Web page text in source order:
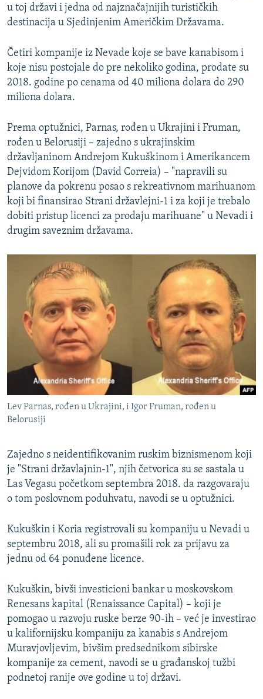
u toj državi i jedna od najznačajnijih turističkih
destinacija u Sjedinjenim Američkim Državama.
Četiri kompanije iz Nevade koje se bave kanabisom i
koje nisu postojale do pre nekoliko godina, prodate su
2018. godine po cenama od 40 miliona dolara do 290
miliona dolara.
Prema optužnici, Parnas, rođen u Ukrajini i Fruman,
rođen u Belorusiji – zajedno s ukrajinskim
državljaninom Andrejom Kukuškinom i Amerikancem
Dejvidom Korijom (David Correia) – "napravili su
planove da pokrenu posao s rekreativnom marihuanom
koji bi finansirao Strani državlejni-1 i za koji je trebalo
dobiti pristup licenci za prodaju marihuane" u Nevadi i
drugim saveznim državama.
Lev Parnas, rođen u Ukrajini, i Igor Fruman, rođen u
Belorusiji
Zajedno s neidentifikovanim ruskim biznismenom koji
je "Strani državlajnin-1", njih četvorica su se sastala u
Las Vegasu početkom septembra 2018. da razgovaraju
o tom poslovnom poduhvatu, navodi se u optužnici.
Kukuškin i Koria registrovali su kompaniju u Nevadi u
septembru 2018, ali su promašili rok za prijavu za
jednu od 64 ponuđene licence.
Kukuškin, bivši investicioni bankar u moskovskom
Renesans kapital (Renaissance Capital) – koji je
pomogao u razvoju ruske berze 90-ih – već je investirao
u kalifornijsku kompaniju za kanabis s Andrejom
Muravjovljevim, bivšim predsednikom sibirske
kompanije za cement, navodi se u građanskoj tužbi
podnetoj ranije ove godine u toj državi.